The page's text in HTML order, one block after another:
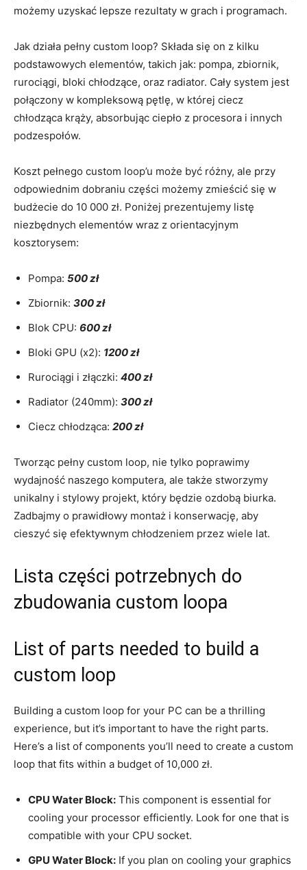
możemy uzyskać‍ lepsze rezultaty w grach​ i programach.
Jak działa pełny custom loop? ⁤Składa‍ się on ​z kilku⁢
podstawowych elementów, ⁢takich⁢ jak: pompa, ​zbiornik,
rurociągi, bloki chłodzące, oraz radiator. Cały system jest⁢
połączony w kompleksową pętlę, w której ciecz
chłodząca krąży, absorbując ciepło ⁤z procesora i innych
podzespołów.
Koszt pełnego custom‍ loop’u może⁤ być różny, ale ‍przy
odpowiednim dobraniu części możemy⁤ zmieścić​ się w
budżecie do ⁣10 000 zł. Poniżej prezentujemy listę
⁣niezbędnych elementów ⁤wraz z orientacyjnym⁣
kosztorysem:
Pompa:‍ 500 zł
Zbiornik: 300 zł
Blok CPU: 600 zł
Bloki GPU (x2): 1200 zł
Rurociągi i złączki: 400 zł
Radiator⁢ (240mm): 300 zł
Ciecz ⁣chłodząca: 200 zł
Tworząc pełny custom loop, nie tylko poprawimy
wydajność‌ naszego komputera,⁤ ale także ‍stworzymy
unikalny i stylowy projekt, który będzie ‍ozdobą ⁤biurka.
Zadbajmy ‌o prawidłowy montaż ⁣i konserwację, aby⁢
cieszyć się efektywnym chłodzeniem przez wiele‌ lat.
Lista‌ części⁣ potrzebnych do
zbudowania ⁤custom loopa
List ⁣of parts⁤ needed ​to​ build a
custom​ loop
Building⁤ a custom loop for​ your PC⁣ can be a thrilling⁤
experience, but ​it’s important​ to have the right parts.
Here’s ​a‍ list of components you’ll need to create a custom
loop that fits within a budget of 10,000⁢ zł.
CPU​ Water Block: This​ component is essential ‍for
cooling your processor ‌efficiently. Look for one that is
compatible ‍with ⁣your ⁢CPU⁤ socket.
GPU Water Block: ​If ‌you plan ⁢on‍ cooling your graphics